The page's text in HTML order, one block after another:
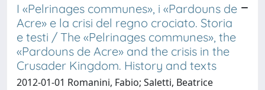
I «Pelrinages communes», i «Pardouns de
Acre» e la crisi del regno crociato. Storia
e testi / The «Pelrinages communes», the
«Pardouns de Acre» and the crisis in the
Crusader Kingdom. History and texts
2012-01-01 Romanini, Fabio; Saletti, Beatrice